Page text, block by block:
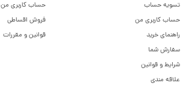
تسویه حساب
حساب کاربری من
راهنمای خرید
سفارش شما
شرایط و قوانین
علاقه مندی
حساب کاربری من
فروش اقساطی
قوانین و مقررات